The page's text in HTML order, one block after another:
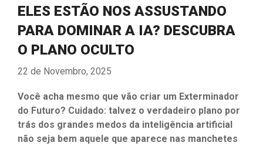
ELES ESTÃO NOS ASSUSTANDO
PARA DOMINAR A IA? DESCUBRA
O PLANO OCULTO
22 de Novembro, 2025
Você acha mesmo que vão criar um Exterminador
do Futuro? Cuidado: talvez o verdadeiro plano por
trás dos grandes medos da inteligência artificial
não seja bem aquele que aparece nas manchetes